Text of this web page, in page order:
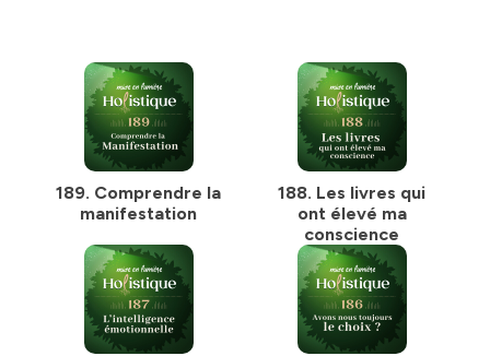
mois : énergies du moment, conseils holistiques et
inspirations, directement dans votre boîte mail.
[Je m'inscris à la newsletter]
🔮 Envie d'explorer plus loin ? Programme "Conscience
Ancrage", Chakras, Reiki, soins audio hypno-méditatifs :
👉 [veroniquetorresin.fr]
Hébergé par Ausha. Visitez
ausha.co/politique-de-
confidentialite pour plus d'informations.
189. Comprendre la
manifestation
188. Les livres qui
ont élevé ma
conscience